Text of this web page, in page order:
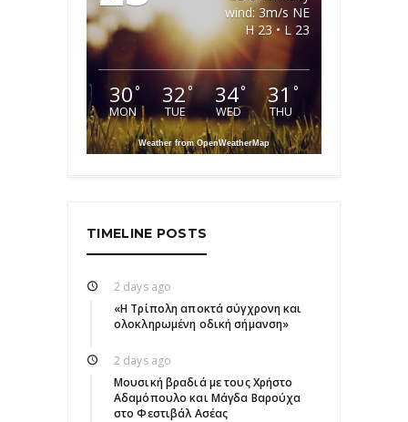
wind: 3m/s NE
H 23 • L 23
30°
MON
32°
TUE
34°
WED
31 °
THU
Weather from OpenWeatherMap
TIMELINE POSTS
2 days ago
«Η Τρίπολη αποκτά σύγχρονη και
ολοκληρωμένη οδική σήμανση»
2 days ago
Μουσική βραδιά με τους Χρήστο
Αδαμόπουλο και Μάγδα Βαρούχα
στο Φεστιβάλ Ασέας